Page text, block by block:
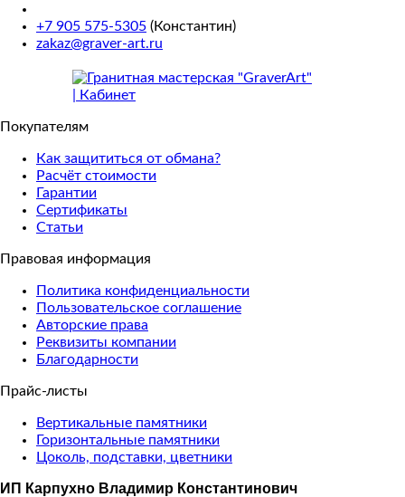
+7 905 575-5305 (Константин)
zakaz@graver-art.ru
Покупателям
Как защититься от обмана?
Расчёт стоимости
Гарантии
Сертификаты
Статьи
Правовая информация
Политика конфиденциальности
Пользовательское соглашение
Авторские права
Реквизиты компании
Благодарности
Прайс-листы
Вертикальные памятники
Горизонтальные памятники
Цоколь, подставки, цветники
ИП Карпухно Владимир Константинович